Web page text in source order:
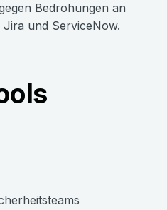
Bedrohungen an
und ServiceNow.